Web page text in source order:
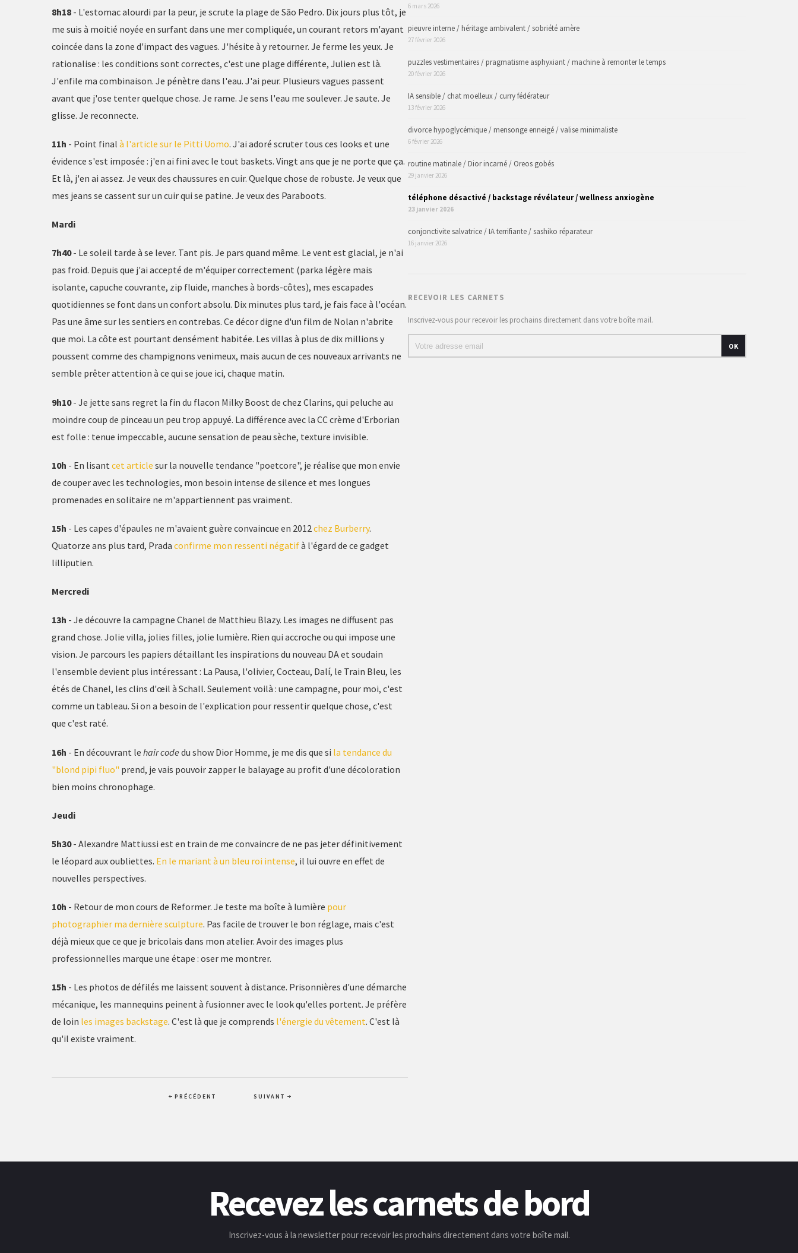
8h18 - L'estomac alourdi par la peur, je scrute la plage de São Pedro. Dix jours plus tôt, je
me suis à moitié noyée en surfant dans une mer compliquée, un courant retors m'ayant
coincée dans la zone d'impact des vagues. J'hésite à y retourner. Je ferme les yeux. Je
rationalise : les conditions sont correctes, c'est une plage différente, Julien est là.
J'enfile ma combinaison. Je pénètre dans l'eau. J'ai peur. Plusieurs vagues passent
avant que j'ose tenter quelque chose. Je rame. Je sens l'eau me soulever. Je saute. Je
glisse. Je reconnecte.
11h - Point final à l'article sur le Pitti Uomo. J'ai adoré scruter tous ces looks et une
évidence s'est imposée : j'en ai fini avec le tout baskets. Vingt ans que je ne porte que ça.
Et là, j'en ai assez. Je veux des chaussures en cuir. Quelque chose de robuste. Je veux que
mes jeans se cassent sur un cuir qui se patine. Je veux des Paraboots.
Mardi
7h40- Le soleil tarde à se lever. Tant pis. Je pars quand même. Le vent est glacial, je n'ai
pas froid. Depuis que j'ai accepté de m'équiper correctement (parka légère mais
isolante, capuche couvrante, zip fluide, manches à bords-côtes), mes escapades
quotidiennes se font dans un confort absolu. Dix minutes plus tard, je fais face à l'océan.
Pas une âme sur les sentiers en contrebas. Ce décor digne d'un film de Nolan n'abrite
que moi. La côte est pourtant densément habitée. Les villas à plus de dix millions y
poussent comme des champignons venimeux, mais aucun de ces nouveaux arrivants ne
semble prêter attention à ce qui se joue ici, chaque matin.
9h10- Je jette sans regret la fin du flacon Milky Boost de chez Clarins, qui peluche au
moindre coup de pinceau un peu trop appuyé. La différence avec la CC crème d'Erborian
est folle : tenue impeccable, aucune sensation de peau sèche, texture invisible.
10h - En lisant cet article sur la nouvelle tendance "poetcore", je réalise que mon envie
de couper avec les technologies, mon besoin intense de silence et mes longues
promenades en solitaire ne m'appartiennent pas vraiment.
15h - Les capes d'épaules ne m'avaient guère convaincue en 2012chez Burberry.
Quatorze ans plus tard, Prada confirme mon ressenti négatifà l'égard de ce gadget
lilliputien.
Mercredi
13h - Je découvre la campagne Chanel de Matthieu Blazy. Les images ne diffusent pas
grand chose. Jolie villa, jolies filles, jolie lumière. Rien qui accroche ou qui impose une
vision. Je parcours les papiers détaillant les inspirations du nouveau DA et soudain
l'ensemble devient plus intéressant : La Pausa, l'olivier, Cocteau, Dalí, le Train Bleu, les
étés de Chanel, les clins d'œil à Schall. Seulement voilà : une campagne, pour moi, c'est
comme un tableau. Si on a besoin de l'explication pour ressentir quelque chose, c'est
que c'est raté.
16h - En découvrant le hair code du show Dior Homme, je me dis que si la tendance du
"blond pipi fluo" prend, je vais pouvoir zapper le balayage au profit d'une décoloration
bien moins chronophage.
Jeudi
5h30- Alexandre Mattiussi est en train de me convaincre de ne pas jeter définitivement
le léopard aux oubliettes. En le mariant à un bleu roi intense, il lui ouvre en effet de
nouvelles perspectives.
10h - Retour de mon cours de Reformer. Je teste ma boîte à lumière pour
photographier ma dernière sculpture. Pas facile de trouver le bon réglage, mais c'est
déjà mieux que ce que je bricolais dans mon atelier. Avoir des images plus
professionnelles marque une étape : oser me montrer.
15h - Les photos de défilés me laissent souvent à distance. Prisonnières d'une démarche
mécanique, les mannequins peinent à fusionner avec le look qu'elles portent. Je préfère
de loin les images backstage. C'est là que je comprends l'énergie du vêtement. C'est là
qu'il existe vraiment.
PRÉCÉDENT SUIVANT
6 mars 2026
pieuvre interne / héritage ambivalent / sobriété amère
27 février 2026
puzzles vestimentaires / pragmatisme asphyxiant / machine à remonter le temps
20 février 2026
IA sensible / chat moelleux / curry fédérateur
13 février 2026
divorce hypoglycémique / mensonge enneigé / valise minimaliste
6 février 2026
routine matinale / Dior incarné / Oreos gobés
29 janvier 2026
téléphone désactivé / backstage révélateur / wellness anxiogène
23 janvier 2026
conjonctivite salvatrice / IA terrifiante / sashiko réparateur
16 janvier 2026
RECEVOIR LES CARNETS
Inscrivez-vous pour recevoir les prochains directement dans votre boîte mail.
OK
Recevez les carnets de bord
Inscrivez-vous à la newsletter pour recevoir les prochains directement dans votre boîte mail.